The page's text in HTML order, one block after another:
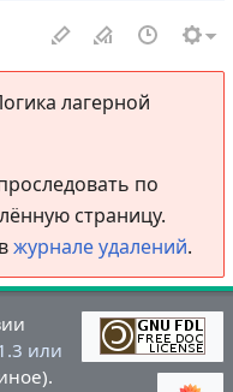
лагерной
по
страницу.
журнале удалений.
или